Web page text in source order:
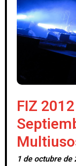
FIZ
1 de octubre de